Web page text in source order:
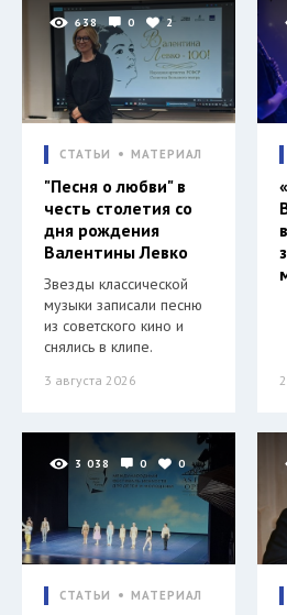
638 0 2
СТАТЬИ МАТЕРИАЛ
"Песня о любви" в
честь столетия со
дня рождения
Валентины Левко
Звезды классической
музыки записали песню
из советского кино и
снялись в клипе.
3 августа 2026
3 038 0 0
СТАТЬИ МАТЕРИАЛ